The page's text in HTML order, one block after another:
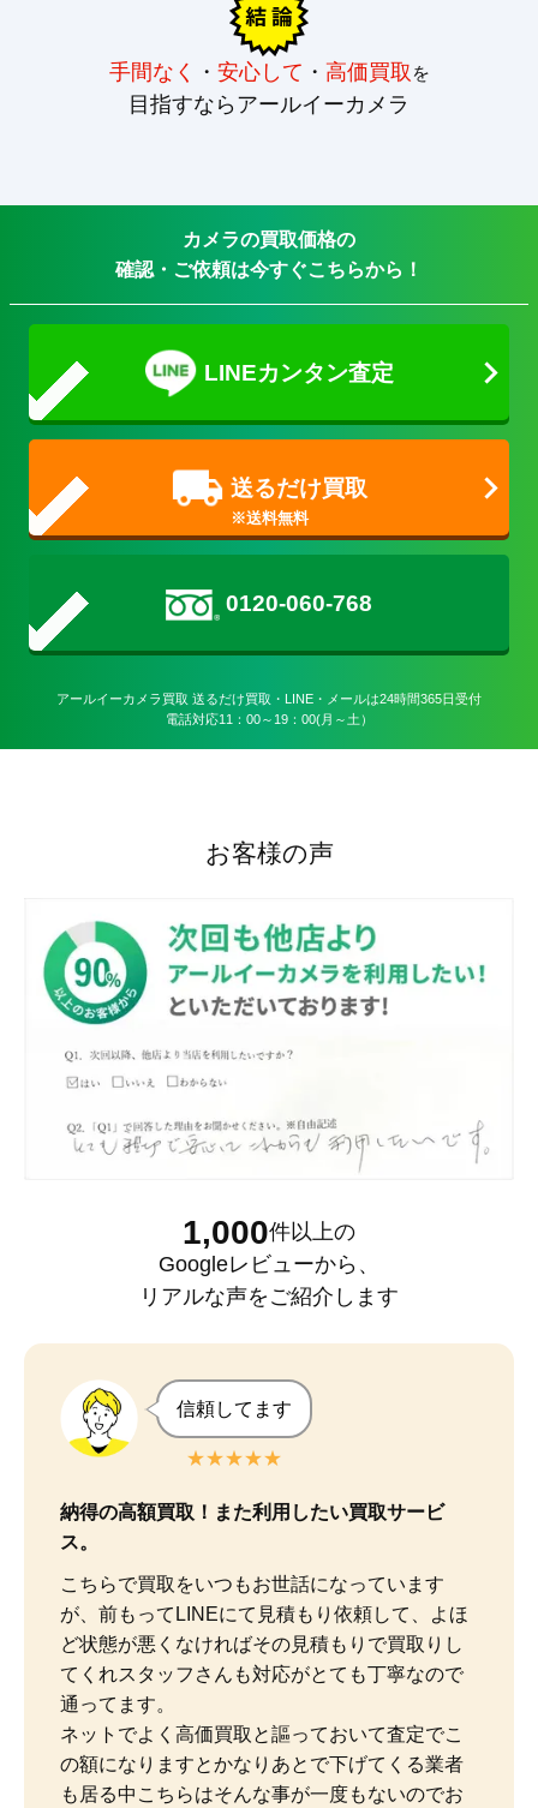
手間なく ・ 安心して ・ 高価買取 を
目指すならアールイーカメラ
カメラの買取価格の
確認・ご依頼は今すぐこちらから！
LINEカンタン査定
送るだけ買取
0120-060-768
アールイーカメラ買取 送るだけ買取・LINE・メールは24時間365日受付
電話対応11：00～19：00(月～土）
お客様の声
1,000件以上の
Googleレビューから、
リアルな声をご紹介します
信頼してます
★★★★★
納得の高額買取！また利用したい買取サービ
ス。
こちらで買取をいつもお世話になっています
が、前もってLINEにて見積もり依頼して、よほ
ど状態が悪くなければその見積もりで買取りし
てくれスタッフさんも対応がとても丁寧なので
通ってます。
ネットでよく高価買取と謳っておいて査定でこ
の額になりますとかなりあとで下げてくる業者
も居る中こちらはそんな事が一度もないのでお